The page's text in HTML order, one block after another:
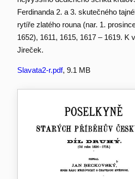
Ferdinanda 2. a 3. skutečného
rytíře zlatého rouna (nar. 1.
1652), 1611, 1615, 1617 – 1619. K
Jireček.
Slavata2-r.pdf, 9.1 MB